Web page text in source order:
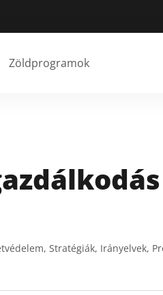
Zöldprogramok
Stratégiák, Irányelvek,